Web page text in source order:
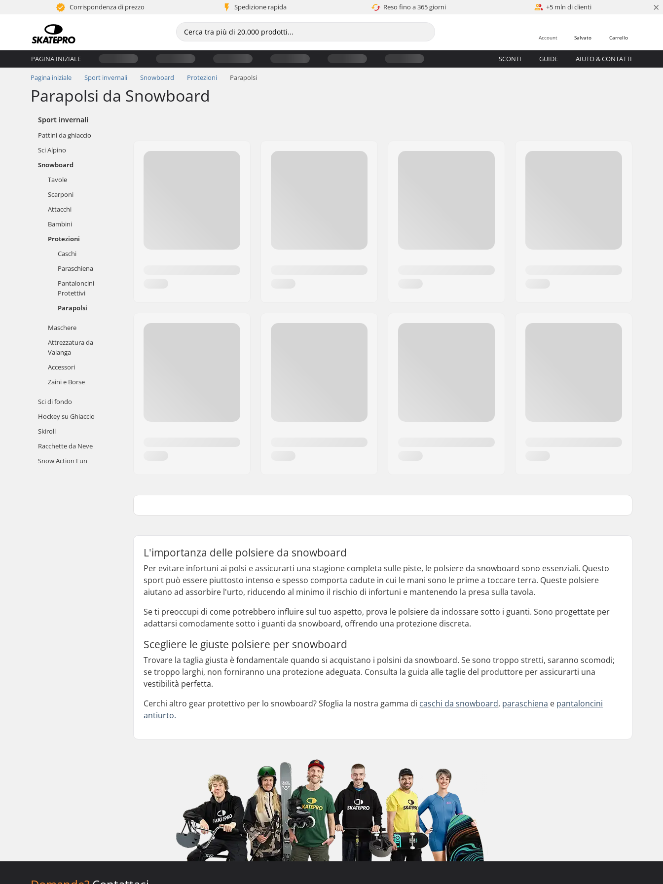
Corrispondenza di prezzo Spedizione rapida Reso fino a 365 giorni +5 mln di clienti ×
Carrello
Salvato
Account
PAGINA INIZIALE SCONTI GUIDE AIUTO & CONTATTI
Pagina iniziale Sport invernali Snowboard Protezioni Parapolsi
Parapolsi da Snowboard
Sport invernali
Pattini da ghiaccio
Sci Alpino
Snowboard
Tavole
Scarponi
Attacchi
Bambini
Protezioni
Caschi
Paraschiena
Pantaloncini
Protettivi
Parapolsi
Maschere
Attrezzatura da
Valanga
Accessori
Zaini e Borse
Sci di fondo
Hockey su Ghiaccio
Skiroll
Racchette da Neve
Snow Action Fun
L'importanza delle polsiere da snowboard
Per evitare infortuni ai polsi e assicurarti una stagione completa sulle piste, le polsiere da snowboard sono essenziali. Questo
sport può essere piuttosto intenso e spesso comporta cadute in cui le mani sono le prime a toccare terra. Queste polsiere
aiutano ad assorbire l'urto, riducendo al minimo il rischio di infortuni e mantenendo la presa sulla tavola.
Se ti preoccupi di come potrebbero influire sul tuo aspetto, prova le polsiere da indossare sotto i guanti. Sono progettate per
adattarsi comodamente sotto i guanti da snowboard, offrendo una protezione discreta.
Scegliere le giuste polsiere per snowboard
Trovare la taglia giusta è fondamentale quando si acquistano i polsini da snowboard. Se sono troppo stretti, saranno scomodi;
se troppo larghi, non forniranno una protezione adeguata. Consulta la guida alle taglie del produttore per assicurarti una
vestibilità perfetta.
Cerchi altro gear protettivo per lo snowboard? Sfoglia la nostra gamma di caschi da snowboard, paraschiena e pantaloncini
antiurto.